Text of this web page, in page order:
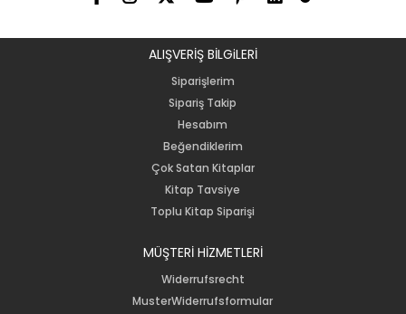
ALIŞVERİŞ BİLGiLERİ
Siparişlerim
Sipariş Takip
Hesabım
Beğendiklerim
Çok Satan Kitaplar
Kitap Tavsiye
Toplu Kitap Siparişi
MÜŞTERİ HİZMETLERİ
Widerrufsrecht
MusterWiderrufsformular